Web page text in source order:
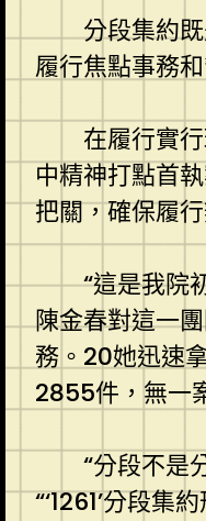
分段集約
履行焦點事務
在履行實
中精神打點首
把關，確保履
“這是我院
陳金春對這一
務。20她迅速
2855件，無一
“分段不是
“‘1261’分段集